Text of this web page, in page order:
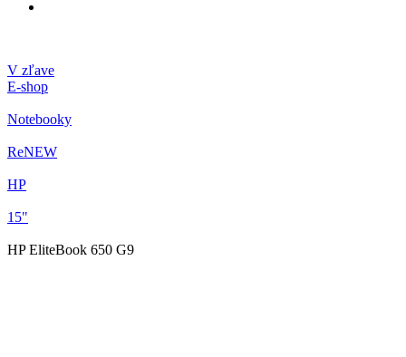
V zľave
E-shop
Notebooky
ReNEW
HP
15"
HP EliteBook 650 G9